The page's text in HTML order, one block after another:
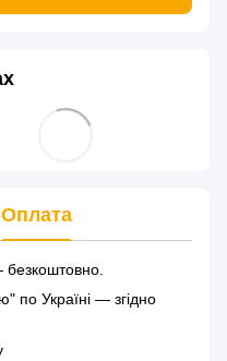
Оплата
по Україні — згідно